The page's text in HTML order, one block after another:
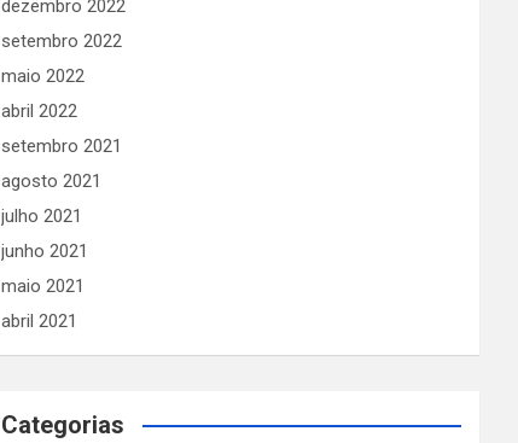
dezembro 2022
setembro 2022
maio 2022
abril 2022
setembro 2021
agosto 2021
julho 2021
junho 2021
maio 2021
abril 2021
Categorias